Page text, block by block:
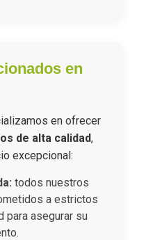
en
en ofrecer
de alta calidad,
excepcional:
todos nuestros
a estrictos
para asegurar su